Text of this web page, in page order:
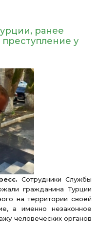
ранее
у
Сотрудники Службы
гражданина Турции
на территории своей
а именно незаконное
человеческих органов